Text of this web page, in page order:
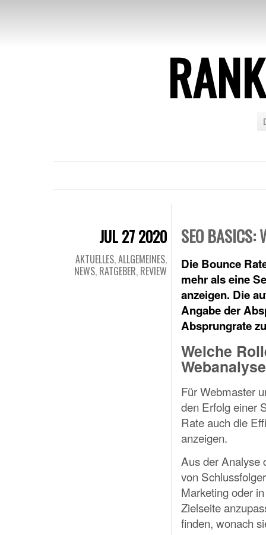
JUL 27 2020
AKTUELLES,ALLGEMEINES,
NEWS, RATGEBER, REVIEW
SEO BASICS:
Die Bounce
mehr als eine
anzeigen. Die
Angabe der
Absprungrate
Welche
Für Webmaster
den Erfolg einer
Rate auch die
anzeigen.
Aus der Analyse
von
Marketing oder
Zielseite
finden, wonach